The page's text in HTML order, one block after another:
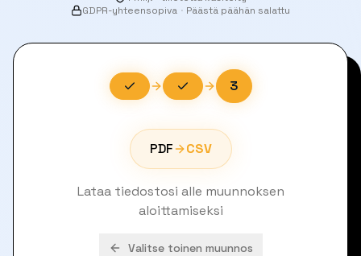
GDPR-yhteensopiva · Päästä päähän salattu
3
PDF CSV
Lataa tiedostosi alle muunnoksen
aloittamiseksi
Valitse toinen muunnos